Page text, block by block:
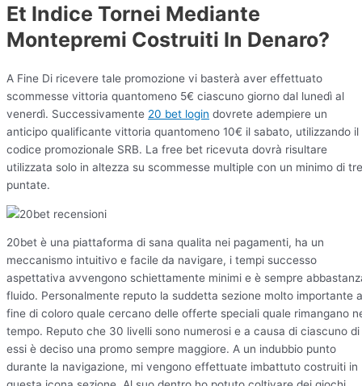
Et Indice Tornei Mediante
Montepremi Costruiti In Denaro?
A Fine Di ricevere tale promozione vi basterà aver effettuato
scommesse vittoria quantomeno 5€ ciascuno giorno dal lunedì al
venerdì. Successivamente 20 bet login dovrete adempiere un
anticipo qualificante vittoria quantomeno 10€ il sabato, utilizzando il
codice promozionale SRB. La free bet ricevuta dovrà risultare
utilizzata solo in altezza su scommesse multiple con un minimo di tre
puntate.
20bet è una piattaforma di sana qualita nei pagamenti, ha un
meccanismo intuitivo e facile da navigare, i tempi successo
aspettativa avvengono schiettamente minimi e è sempre
fluido. Personalmente reputo la suddetta sezione molto importante a
fine di coloro quale cercano delle offerte speciali quale rimangano
tempo. Reputo che 30 livelli sono numerosi e a causa di ciascuno di
essi è deciso una promo sempre maggiore. A un indubbio punto
durante la navigazione, mi vengono effettuate imbattuto costruiti in